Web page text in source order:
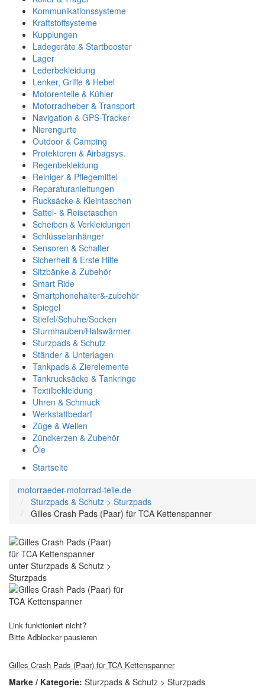
Kommunikationssysteme
Kraftstoffsysteme
Kupplungen
Ladegeräte & Startbooster
Lager
Lederbekleidung
Lenker, Griffe & Hebel
Motorenteile & Kühler
Motorradheber & Transport
Navigation & GPS-Tracker
Nierengurte
Outdoor & Camping
Protektoren & Airbagsys.
Regenbekleidung
Reiniger & Pflegemittel
Reparaturanleitungen
Rucksäcke & Kleintaschen
Sattel- & Reisetaschen
Scheiben & Verkleidungen
Schlüsselanhänger
Sensoren & Schalter
Sicherheit & Erste Hilfe
Sitzbänke & Zubehör
Smart Ride
Smartphonehalter&-zubehör
Spiegel
Stiefel/Schuhe/Socken
Sturmhauben/Halswärmer
Sturzpads & Schutz
Ständer & Unterlagen
Tankpads & Zierelemente
Tankrucksäcke & Tankringe
Textilbekleidung
Uhren & Schmuck
Werkstattbedarf
Züge & Wellen
Zündkerzen & Zubehör
Öle
Startseite
motorraeder-motorrad-teile.de
Sturzpads & Schutz > Sturzpads
Gilles Crash Pads (Paar) für TCA Kettenspanner
Link funktioniert nicht?
Bitte Adblocker pausieren
Gilles Crash Pads (Paar) für TCA Kettenspanner
Marke / Kategorie: Sturzpads & Schutz > Sturzpads